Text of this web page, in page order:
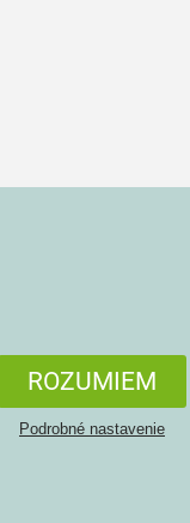
ROZUMIEM
Podrobné nastavenie